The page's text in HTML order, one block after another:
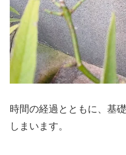
時間の経過とともに、基
しまいます。